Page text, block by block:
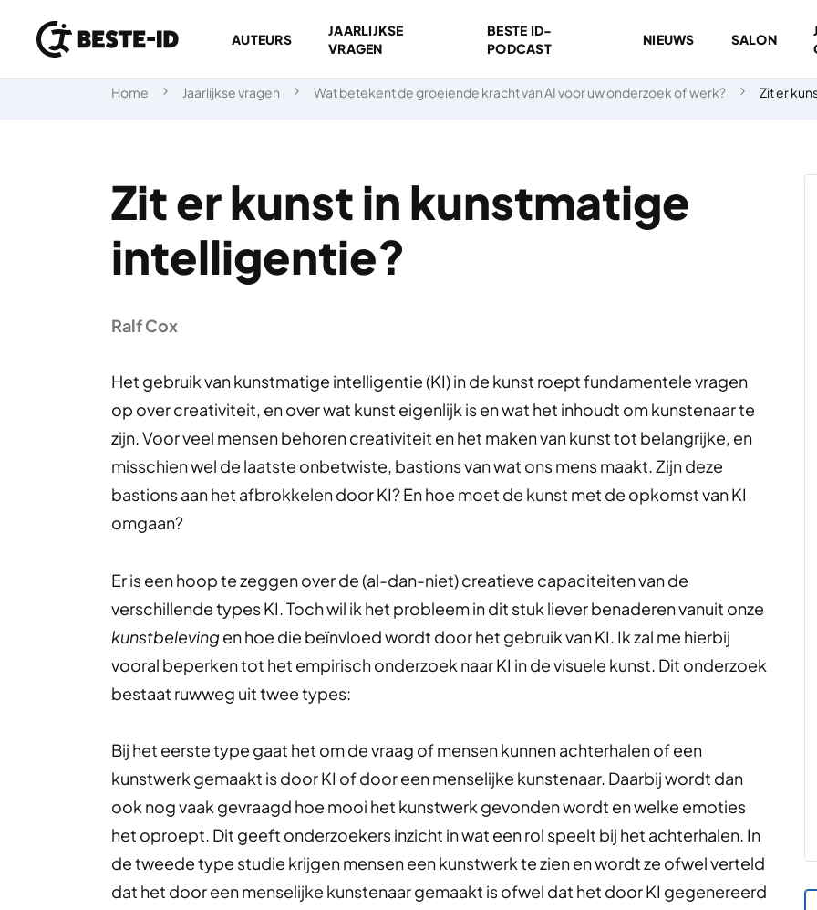
Ga naar inhoud
AUTEURS
JAARLIJKSE
VRAGEN
BESTE ID-
PODCAST
NIEUWS SALON
Home Jaarlijkse vragen Wat betekent de groeiende kracht van AI voor uw onderzoek of werk? Zit er
Zit er kunst in kunstmatige
intelligentie?
Ralf Cox
Het gebruik van kunstmatige intelligentie (KI) in de kunst roept fundamentele vragen
op over creativiteit, en over wat kunst eigenlijk is en wat het inhoudt om kunstenaar te
zijn. Voor veel mensen behoren creativiteit en het maken van kunst tot belangrijke, en
misschien wel de laatste onbetwiste, bastions van wat ons mens maakt. Zijn deze
bastions aan het afbrokkelen door KI? En hoe moet de kunst met de opkomst van KI
omgaan?
Er is een hoop te zeggen over de (al-dan-niet) creatieve capaciteiten van de
verschillende types KI. Toch wil ik het probleem in dit stuk liever benaderen vanuit onze
kunstbelevingen hoe die beïnvloed wordt door het gebruik van KI. Ik zal me hierbij
vooral beperken tot het empirisch onderzoek naar KI in de visuele kunst. Dit onderzoek
bestaat ruwweg uit twee types:
Bij het eerste type gaat het om de vraag of mensen kunnen achterhalen of een
kunstwerk gemaakt is door KI of door een menselijke kunstenaar. Daarbij wordt dan
ook nog vaak gevraagd hoe mooi het kunstwerk gevonden wordt en welke emoties
het oproept. Dit geeft onderzoekers inzicht in wat een rol speelt bij het achterhalen. In
de tweede type studie krijgen mensen een kunstwerk te zien en wordt ze ofwel verteld
dat het door een menselijke kunstenaar gemaakt is ofwel dat het door KI gegenereerd